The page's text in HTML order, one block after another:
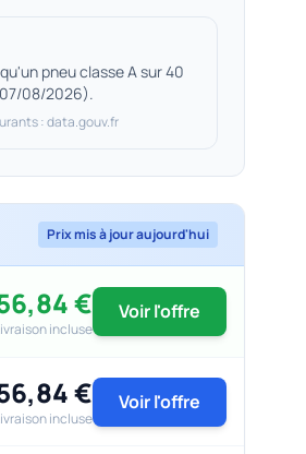
qu'un pneu classe A sur 40
08/2026).
: data.gouv.fr
Prix mis à jour aujourd'hui
€
incluse
Voir l'offre
€
incluse
Voir l'offre